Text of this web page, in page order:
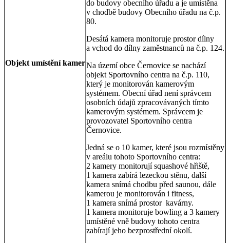
Objekt umístění kamer
do budovy obecního úřadu a je umístěna
v chodbě budovy Obecního úřadu na č.p.
80.
Desátá kamera monitoruje prostor dílny
a vchod do dílny zaměstnanců na č.p. 124.
Na území obce Černovice se nachází
objekt Sportovního centra na č.p. 110,
který je monitorován kamerovým
systémem. Obecní úřad není správcem
osobních údajů zpracovávaných tímto
kamerovým systémem. Správcem je
provozovatel Sportovního centra
Černovice.
Jedná se o 10 kamer, které jsou rozmístěny
v areálu tohoto Sportovního centra:
2 kamery monitorují squashové hřiště,
1 kamera zabírá lezeckou stěnu, další
kamera snímá chodbu před saunou, dále
kamerou je monitorován i fitness,
1 kamera snímá prostor kavárny.
1 kamera monitoruje bowling a 3 kamery
umístěné vně budovy tohoto centra
zabírají jeho bezprostřední okolí.